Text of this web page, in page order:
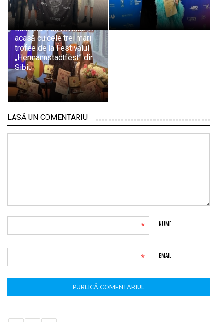
Tinerii cântăreți ai
Insieme Music School
Baia Mare au revenit
acasă cu cele trei mari
trofee de la Festivalul
„Hermannstadtfest” din
Sibiu
LASĂ UN COMENTARIU
NUME
*
EMAIL
*